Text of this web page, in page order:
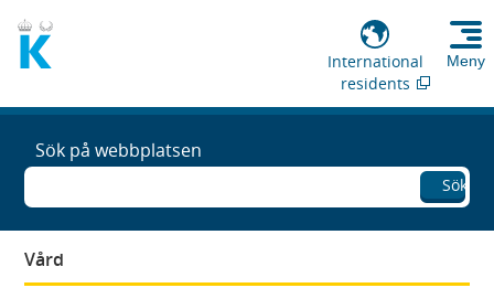
International
residents
Meny
Sök på webbplatsen
Sök
Vård